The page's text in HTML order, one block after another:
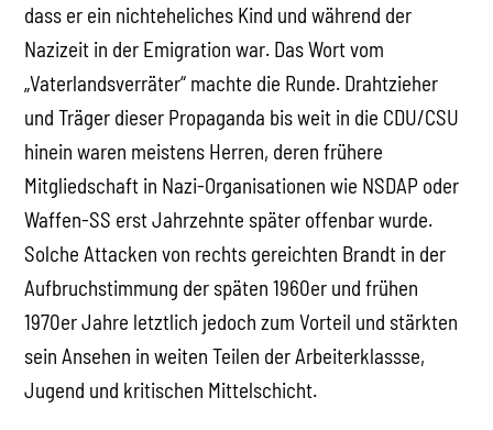
dass er ein nichteheliches Kind und während der
Nazizeit in der Emigration war. Das Wort vom
„Vaterlandsverräter“ machte die Runde. Drahtzieher
und Träger dieser Propaganda bis weit in die CDU/CSU
hinein waren meistens Herren, deren frühere
Mitgliedschaft in Nazi-Organisationen wie NSDAP oder
Waffen-SS erst Jahrzehnte später offenbar wurde.
Solche Attacken von rechts gereichten Brandt in der
Aufbruchstimmung der späten 1960er und frühen
1970er Jahre letztlich jedoch zum Vorteil und stärkten
sein Ansehen in weiten Teilen der Arbeiterklassse,
Jugend und kritischen Mittelschicht.